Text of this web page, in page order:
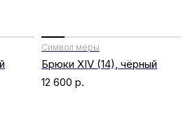
Символ меры
Брюки XIV (14), чёрный
12 600 р.